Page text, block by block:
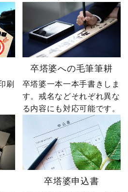
刷
卒塔婆への毛筆筆耕
卒塔婆一本一本手書きしま
す。戒名などそれぞれ異な
る内容にも対応可能です。
卒塔婆申込書